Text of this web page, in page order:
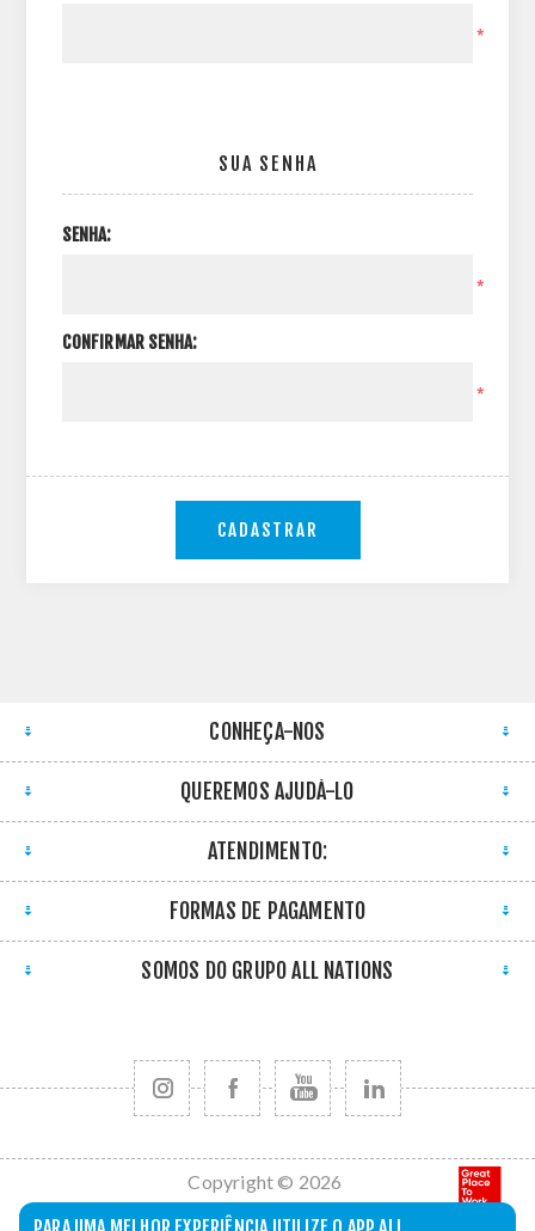
*
SUA SENHA
SENHA:
*
CONFIRMAR SENHA:
*
CADASTRAR
CONHEÇA-NOS
QUEREMOS AJUDÁ-LO
ATENDIMENTO:
FORMAS DE PAGAMENTO
SOMOS DO GRUPO ALL NATIONS
Copyright © 2026
All Nations. Todos